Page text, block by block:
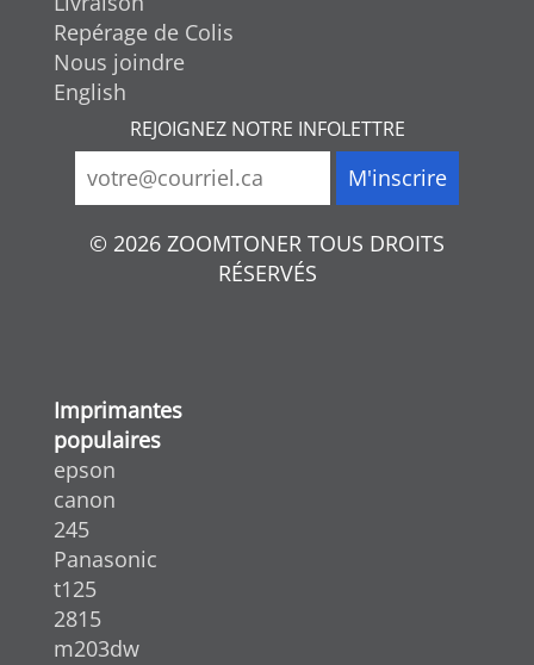
Repérage de Colis
Nous joindre
English
REJOIGNEZ NOTRE INFOLETTRE
© 2026 ZOOMTONER TOUS DROITS
RÉSERVÉS
Imprimantes
populaires
epson
canon
245
Panasonic
t125
2815
m203dw